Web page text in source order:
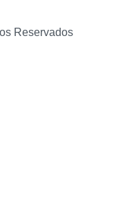
Reservados